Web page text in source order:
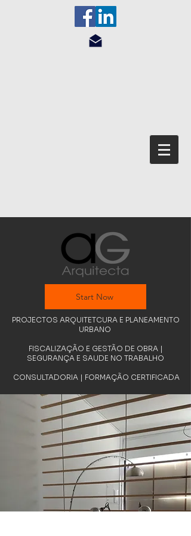
Start Now
PROJECTOS ARQUITETCURA E PLANEAMENTO
URBANO
FISCALIZAÇÃO E GESTÃO DE OBRA |
SEGURANÇA E SAUDE NO TRABALHO
CONSULTADORIA | FORMAÇÃO CERTIFICADA